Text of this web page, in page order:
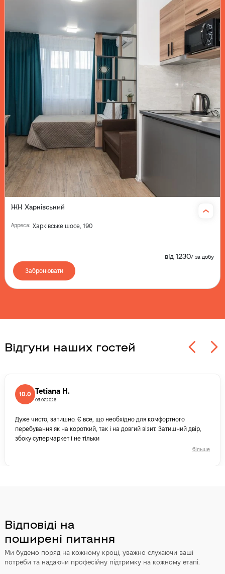
ЖК Харківський
Адреса: Харківське шосе, 190
від 1230/ за добу
Забронювати
Відгуки наших гостей
10.0 Tetiana H.
03.07.2026
Дуже чисто, затишно. Є все, що необхідно для комфортного
перебування як на короткий, так і на довгий візит. Затишний двір,
збоку супермаркет і не тільки
більше
Відповіді на
поширені питання
Ми будемо поряд на кожному кроці, уважно слухаючи ваші
потреби та надаючи професійну підтримку на кожному етапі.